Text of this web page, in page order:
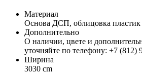
Материал
Основа ДСП, облицовка
Дополнительно
О наличии, цвете и
уточняйте по телефону: +7 (812)
Ширина
3030 cm